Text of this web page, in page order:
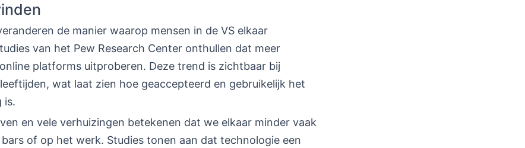
de manier waarop mensen in de VS elkaar
van het Pew Research Center onthullen dat meer
platforms uitproberen. Deze trend is zichtbaar bij
wat laat zien hoe geaccepteerd en gebruikelijk het
is.
en vele verhuizingen betekenen dat we elkaar minder vaak
of op het werk. Studies tonen aan dat technologie een